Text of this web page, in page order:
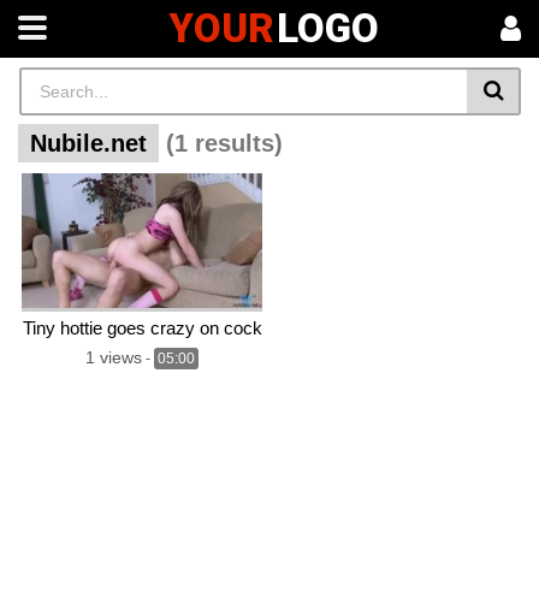
YOURLOGO
Nubile.net (1 results)
Tiny hottie goes crazy on cock
1 views - 05:00